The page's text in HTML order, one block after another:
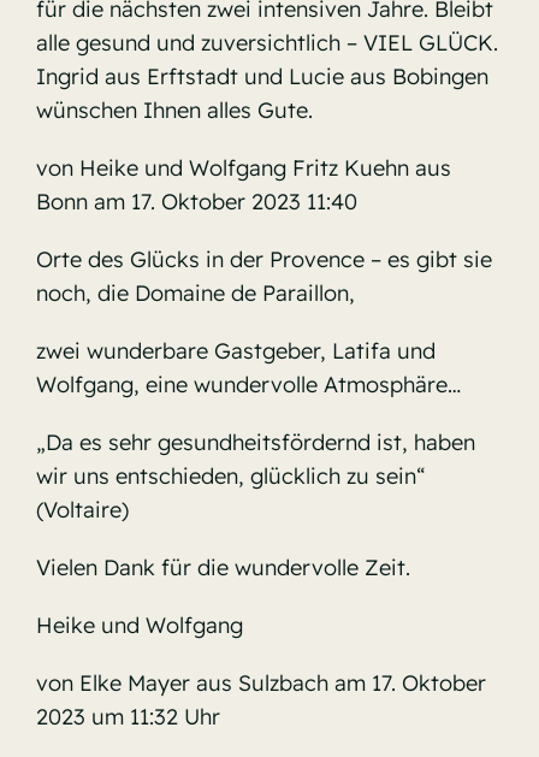
für die nächsten zwei intensiven Jahre. Bleibt
alle gesund und zuversichtlich – VIEL GLÜCK.
Ingrid aus Erftstadt und Lucie aus Bobingen
wünschen Ihnen alles Gute.
von Heike und Wolfgang Fritz Kuehn aus
Bonn am 17. Oktober 2023 11:40
Orte des Glücks in der Provence – es gibt sie
noch, die Domaine de Paraillon,
zwei wunderbare Gastgeber, Latifa und
Wolfgang, eine wundervolle Atmosphäre…
„Da es sehr gesundheitsfördernd ist, haben
wir uns entschieden, glücklich zu sein“
(Voltaire)
Vielen Dank für die wundervolle Zeit.
Heike und Wolfgang
von Elke Mayer aus Sulzbach am 17. Oktober
2023 um 11:32 Uhr